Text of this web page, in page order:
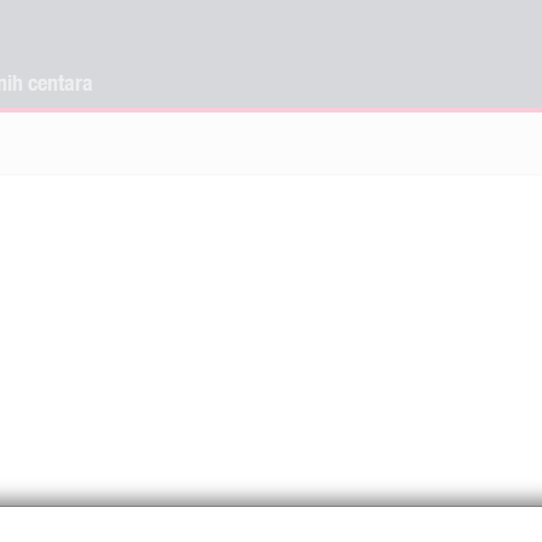
centara